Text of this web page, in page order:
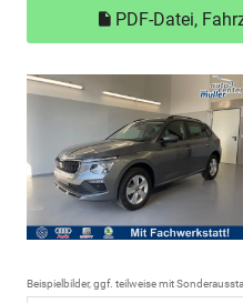
PDF-Datei,
Beispielbilder, ggf. teilweise mit